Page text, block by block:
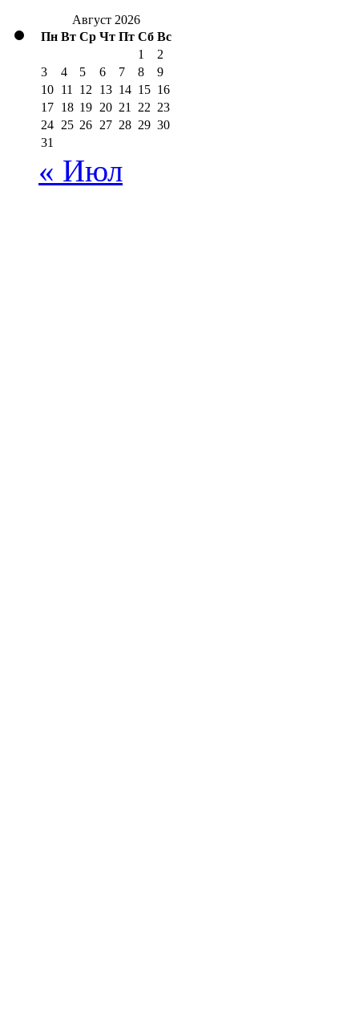
Август 2026
Пн Вт Ср Чт Пт Сб Вс
1
2
3
4 5 6 7 8
9
10 11 12 13 14 15 16
17 18 19 20 21 22 23
24 25 26 27 28 29 30
31
« Июл